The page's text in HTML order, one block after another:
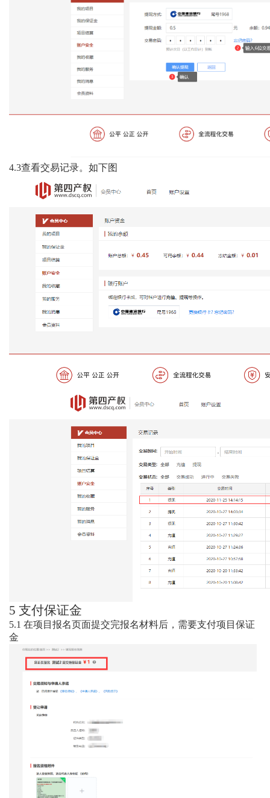
4.3查看交易记录。如下图
5 支付保证金
5.1 在项目报名页面提交完报名材料后，需要支付项目保证
金